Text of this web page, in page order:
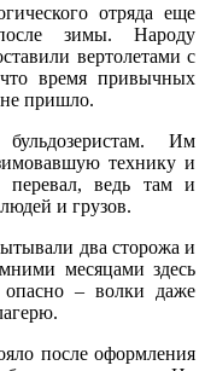
отряда еще
после зимы. Народу
вертолетами с
что время привычных
пришло.
Им
технику и
перевал, ведь там и
и грузов.
два сторожа и
месяцами здесь
– волки даже
после оформления